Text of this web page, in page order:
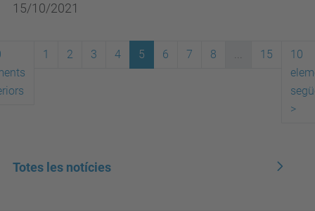
15/10/2021
1 2 3 4 5 6 7 8 ... 15
10
>
Totes les notícies